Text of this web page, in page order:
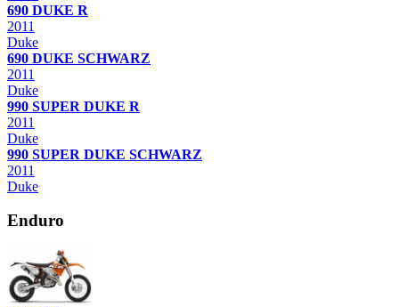
690 DUKE R
2011
Duke
690 DUKE SCHWARZ
2011
Duke
990 SUPER DUKE R
2011
Duke
990 SUPER DUKE SCHWARZ
2011
Duke
Enduro